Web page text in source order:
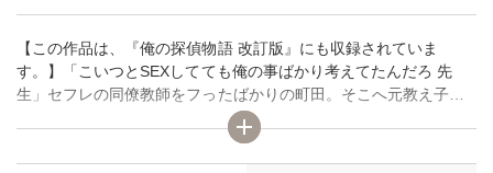
【この作品は、『俺の探偵物語 改訂版』にも収録されていま
す。】「こいつとSEXしてても俺の事ばかり考えてたんだろ 先
生」セフレの同僚教師をフったばかりの町田。そこへ元教え子の
片岡が突然訪ねてきて!?―堅物メガネな高校教師・町田は、実は
セフレである同僚の体育教師と学校内でヤりまくっていた。しか
しある日、反目し合っていた教え子・片岡にその乱れた痴態をの